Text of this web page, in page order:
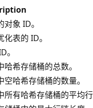
对象 ID。
化表的 ID。
。
哈希存储桶的总数。
空哈希存储桶的数量。
所有哈希存储桶的平均行